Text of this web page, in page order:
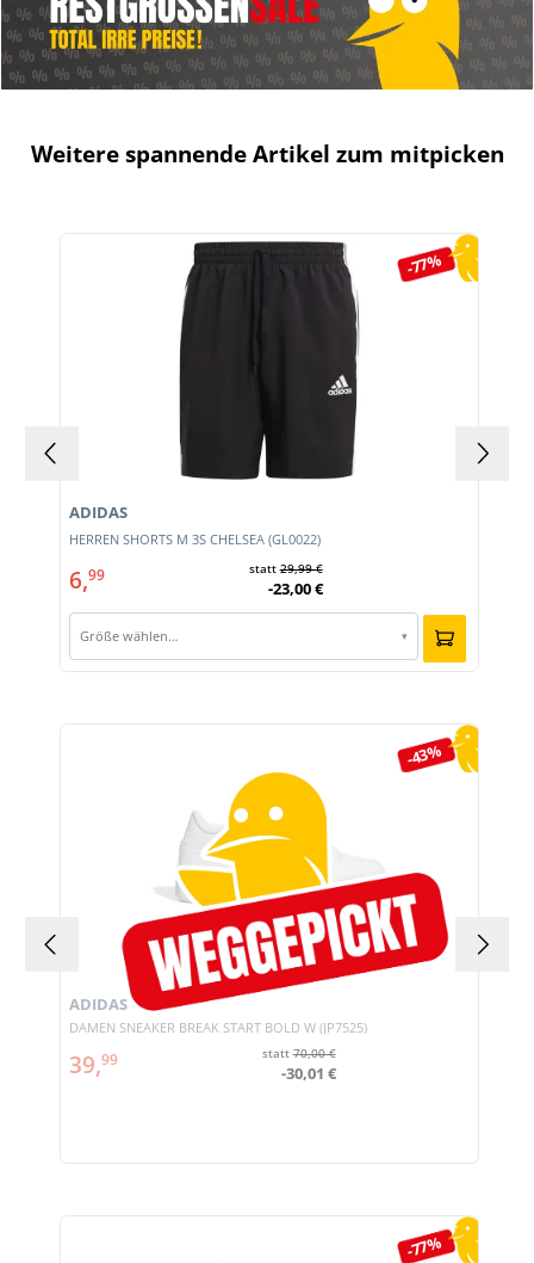
Weitere spannende Artikel zum mitpicken
Produktgalerie überspringen
-77%
HERREN SHORTS M 3S CHELSEA (GL0022)
ADIDAS
6,99 statt29,99 €
-23,00 €
Größe wählen… ▾
-43%
DAMEN SNEAKER BREAK START BOLD W (JP7525)
ADIDAS
39,99 statt70,00 €
-30,01 €
-77%